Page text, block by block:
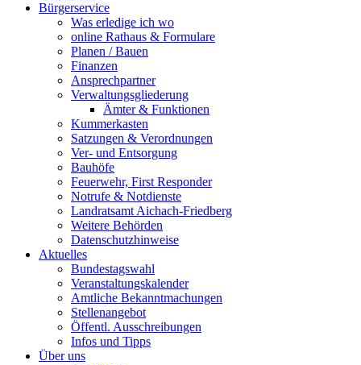
Bürgerservice
Was erledige ich wo
online Rathaus & Formulare
Planen / Bauen
Finanzen
Ansprechpartner
Verwaltungsgliederung
Ämter & Funktionen
Kummerkasten
Satzungen & Verordnungen
Ver- und Entsorgung
Bauhöfe
Feuerwehr, First Responder
Notrufe & Notdienste
Landratsamt Aichach-Friedberg
Weitere Behörden
Datenschutzhinweise
Aktuelles
Bundestagswahl
Veranstaltungskalender
Amtliche Bekanntmachungen
Stellenangebot
Öffentl. Ausschreibungen
Infos und Tipps
Über uns